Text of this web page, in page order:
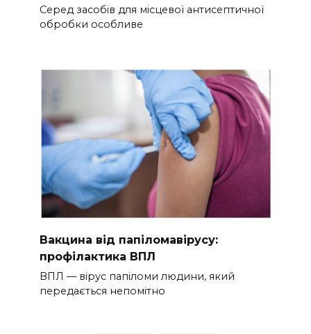
Серед засобів для місцевої антисептичної
обробки особливе
Вакцина від папіломавірусу:
профілактика ВПЛ
ВПЛ — вірус папіломи людини, який
передається непомітно